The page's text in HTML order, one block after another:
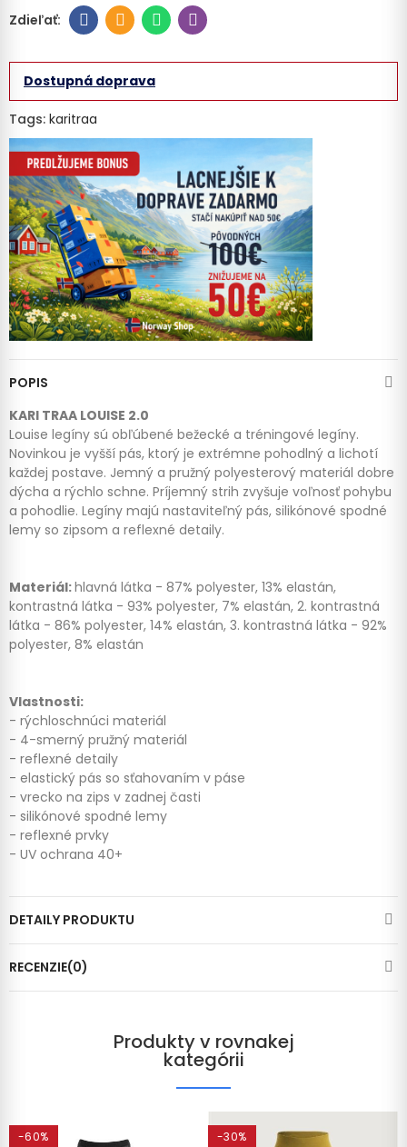
Dostupná doprava
Tags: karitraa
POPIS
KARI TRAA LOUISE 2.0
Louise legíny sú obľúbené bežecké a tréningové legíny.
Novinkou je vyšší pás, ktorý je extrémne pohodlný a lichotí
každej postave. Jemný a pružný polyesterový materiál dobre
dýcha a rýchlo schne. Príjemný strih zvyšuje voľnosť pohybu
a pohodlie. Legíny majú nastaviteľný pás, silikónové spodné
lemy so zipsom a reflexné detaily.
Materiál:hlavná látka - 87% polyester, 13% elastán,
kontrastná látka - 93% polyester, 7% elastán, 2. kontrastná
látka - 86% polyester, 14% elastán, 3. kontrastná látka - 92%
polyester, 8% elastán
Vlastnosti:
- rýchloschnúci materiál
- 4-smerný pružný materiál
- reflexné detaily
- elastický pás so sťahovaním v páse
- vrecko na zips v zadnej časti
- silikónové spodné lemy
- reflexné prvky
- UV ochrana 40+
DETAILY PRODUKTU
RECENZIE(0)
Produkty v rovnakej
kategórii
-60% -30%